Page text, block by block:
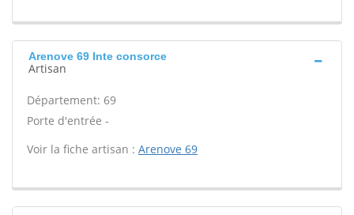
Arenove 69 Inte consorce
Artisan
Département: 69
Porte d'entrée -
Voir la fiche artisan : Arenove 69